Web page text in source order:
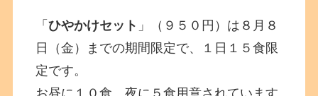
「ひやかけセット 」（９５０円）は８月８
日（金）までの期間限定で、１日１５食限
定です。
お昼に１０食、夜に５食用意されています